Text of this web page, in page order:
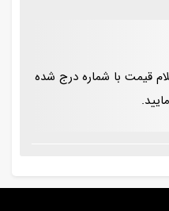
قیمت با شماره درج شده